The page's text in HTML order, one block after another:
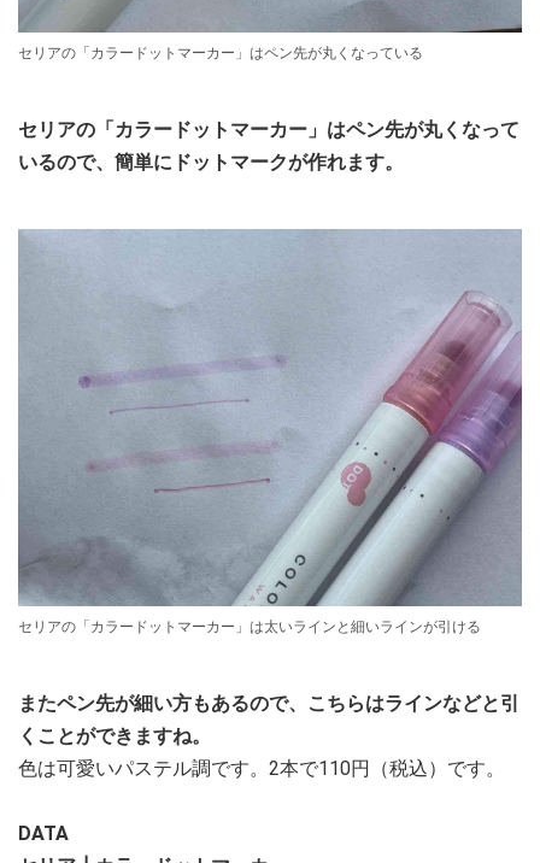
セリアの「カラードットマーカー」はペン先が丸くなっている
セリアの「カラードットマーカー」はペン先が丸くなって
いるので、簡単にドットマークが作れます。
セリアの「カラードットマーカー」は太いラインと細いラインが引ける
またペン先が細い方もあるので、こちらはラインなどと引
くことができますね。
色は可愛いパステル調です。2本で110円（税込）です。
DATA